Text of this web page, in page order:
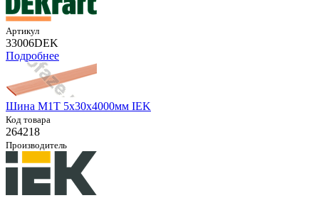
Артикул
33006DEK
Подробнее
Шина М1Т 5х30х4000мм IEK
Код товара
264218
Производитель